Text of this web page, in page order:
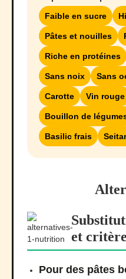
Faible en sucre
Pâtes et nouilles
Riche en protéines
Sans noix Sans
Carotte Vin rouge
Bouillon de
Basilic frais
et
Pour des pâtes